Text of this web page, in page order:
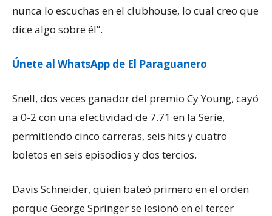
nunca lo escuchas en el clubhouse, lo cual creo que
dice algo sobre él”.
Únete al WhatsApp de El Paraguanero
Snell, dos veces ganador del premio Cy Young, cayó
a 0-2 con una efectividad de 7.71 en la Serie,
permitiendo cinco carreras, seis hits y cuatro
boletos en seis episodios y dos tercios.
Davis Schneider, quien bateó primero en el orden
porque George Springer se lesionó en el tercer